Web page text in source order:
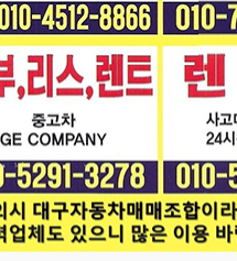
[BMW] 5시리즈(7
* 무사고 * 브라운꼬냑시
2017년09월
11.2만km
오토